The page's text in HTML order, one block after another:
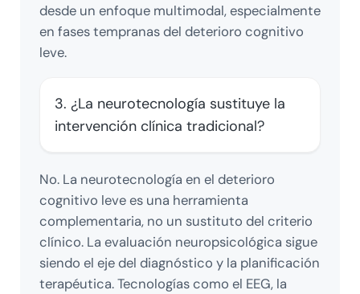
desde un enfoque multimodal, especialmente
en fases tempranas del deterioro cognitivo
leve.
3. ¿La neurotecnología sustituye la
intervención clínica tradicional?
No. La neurotecnología en el deterioro
cognitivo leve es una herramienta
complementaria, no un sustituto del criterio
clínico. La evaluación neuropsicológica sigue
siendo el eje del diagnóstico y la planificación
terapéutica. Tecnologías como el EEG, la